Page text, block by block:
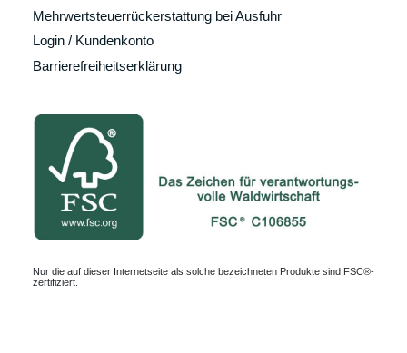
Mehrwertsteuerrückerstattung bei Ausfuhr
Login / Kundenkonto
Barrierefreiheitserklärung
Nur die auf dieser Internetseite als solche bezeichneten Produkte sind FSC®-
zertifiziert.